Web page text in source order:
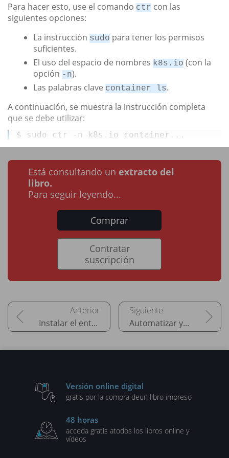
Para hacer esto, use el comando ctr con las
siguientes opciones:
La instrucción sudo para tener los permisos
suficientes.
El uso del espacio de nombres k8s.io (con la
opción -n).
Las palabras clave container ls.
A continuación, se muestra la instrucción completa
que se debe utilizar:
$ sudo ctr -n k8s. io container...
Está consultando un extracto del
libro.
Para seguir leyendo...
Comprar
Contratar
suscripción
Instalar el entorno Kubernetes Automatizar y publicar una aplicación
Versión online digital
gratis por la compra deun libro impreso
48 horas
acceda gratis atodos los libros online y
vídeos